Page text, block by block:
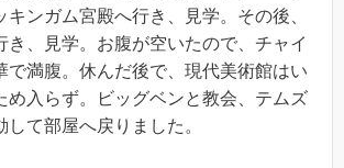
キンガム宮殿へ行き、見学。その後、
き、見学。お腹が空いたので、チャイ
で満腹。休んだ後で、現代美術館はい
め入らず。ビッグベンと教会、テムズ
して部屋へ戻りました。